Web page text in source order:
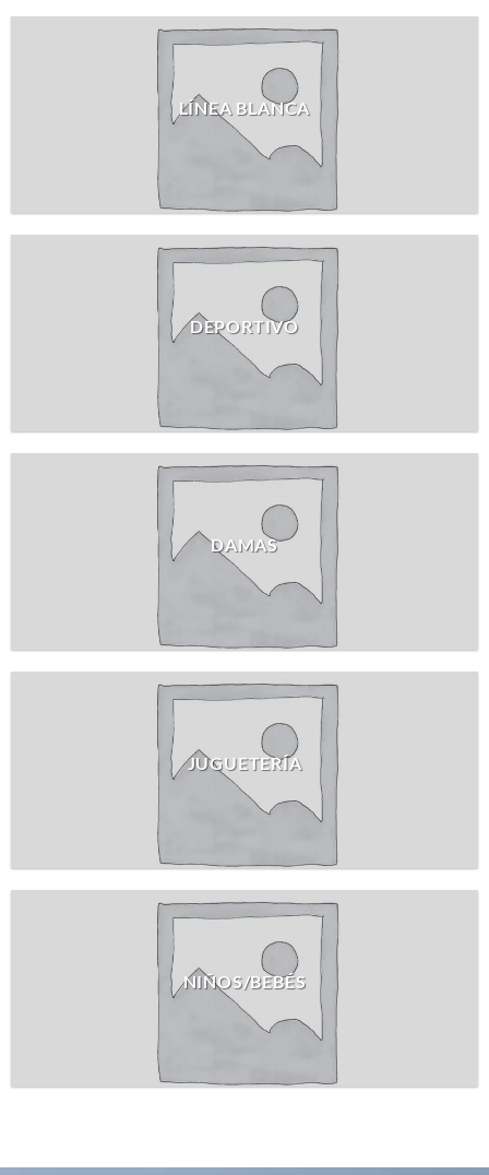
LÍNEA BLANCA
DEPORTIVO
DAMAS
JUGUETERÍA
NIÑOS/BEBÉS